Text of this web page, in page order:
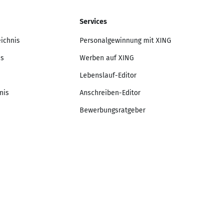
Services
Personalgewinnung mit XING
Werben auf XING
Lebenslauf-Editor
Anschreiben-Editor
Bewerbungsratgeber